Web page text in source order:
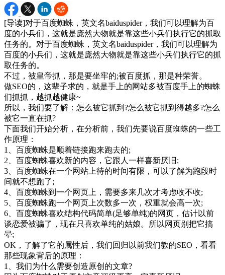
[导读]对于百度蜘蛛，英文名baiduspider，我们可以理解为百
度的小兵们，这就是庞然大物就是靠这些小兵们执行它的抓取
任务的。对于百度蜘蛛，英文名baiduspider，我们可以理解为
百度的小兵们，这就是庞然大物就是靠这些小兵们执行它的抓
取任务的。
不过，被皇帝抓，那是要坐牢的;被百度抓，那是种荣誉。
做SEO的，这辈子求的，就是手上的网站多被百度手上的蜘蛛
们抓抓，越抓越健康~
所以，我们要了解：怎么被它抓到?怎么被它抓到得越多?怎么
被它一直在抓?
下面我们开始分析，在分析前，我们先要说百度蜘蛛的一些工
作原理：
1、百度蜘蛛是顺着链接跑来跑去的;
2、百度蜘蛛喜欢新的内容，它跟人一样喜新厌旧;
3、百度蜘蛛在一个网站上待的时间有限，可以了解为跑段时
间就不想跑了;
4、百度蜘蛛到一个网页上，需要多来几次才考虑收不收;
5、百度蜘蛛跑一个网页上次数多一次，权重就会高一次;
6、百度蜘蛛喜欢结构代码简单(足够单纯)的网页，估计以前
谈恋爱被骗了，现在只喜欢单纯的姑娘。所以网页别把它搞
晕;
OK，了解了它的属性后，我们回归以前我们教的SEO，看看
那些现象背后的原理：
1、我们为什么需要创造原创的文章?